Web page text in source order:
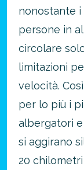
nonostante
persone in
circolare
limitazioni
velocità.
per lo più i
albergatori
si aggirano
20 chilometri